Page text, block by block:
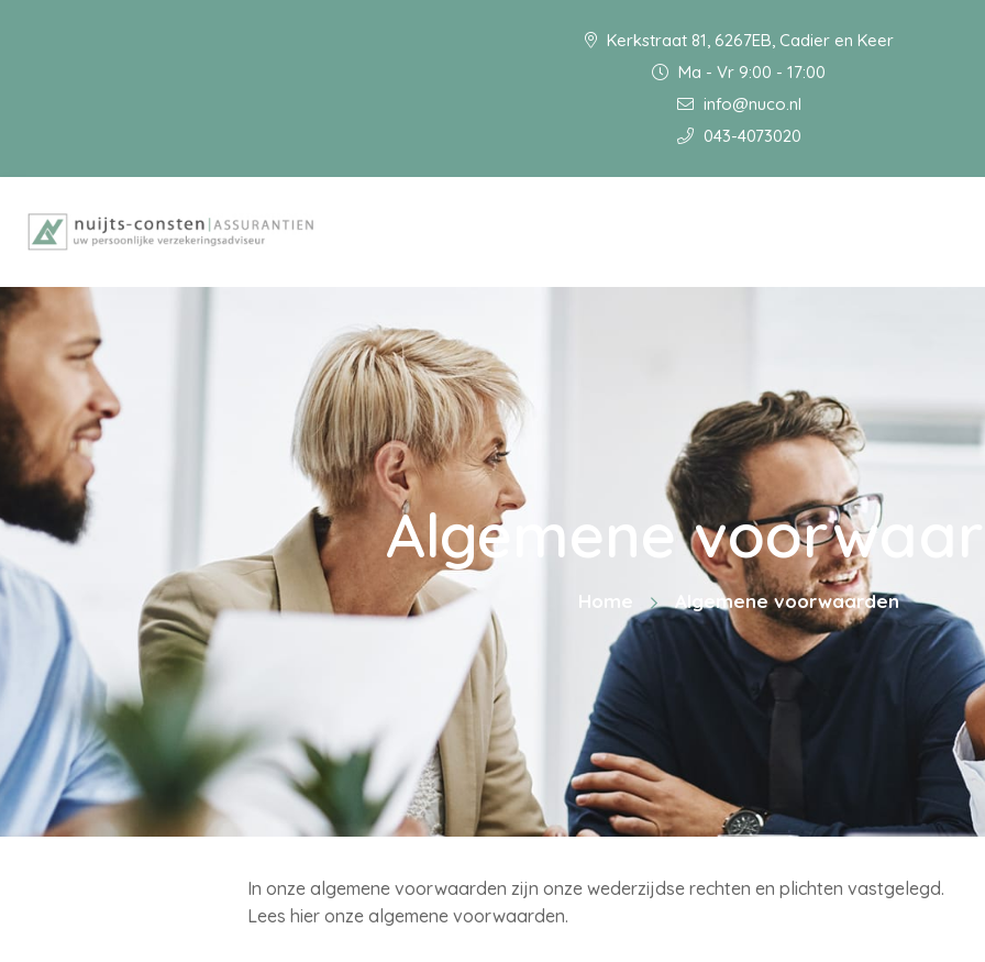
Kerkstraat 81, 6267EB, Cadier en Keer
Ma - Vr 9:00 - 17:00
info@nuco.nl
043-4073020
Algemene
Home Algemene voorwaarden
In onze algemene voorwaarden zijn onze wederzijdse rechten en plichten vastgelegd.
Lees hier onze algemene voorwaarden.